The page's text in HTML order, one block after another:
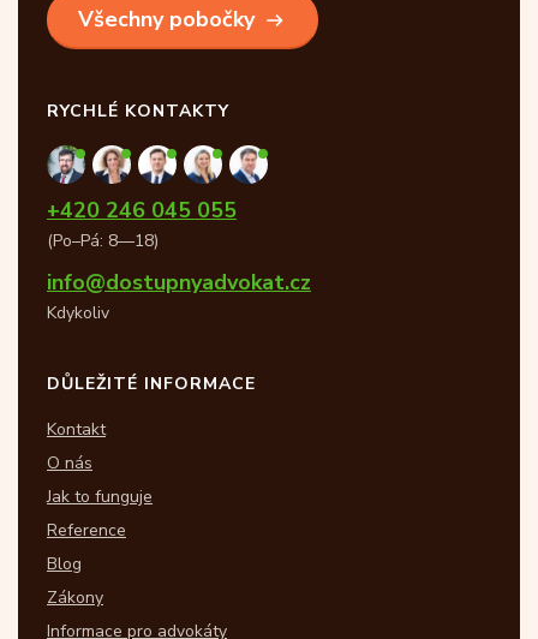
Všechny pobočky
RYCHLÉ KONTAKTY
+420 246 045 055
(Po–Pá: 8—18)
info@dostupnyadvokat.cz
Kdykoliv
DŮLEŽITÉ INFORMACE
Kontakt
O nás
Jak to funguje
Reference
Blog
Zákony
Informace pro advokáty